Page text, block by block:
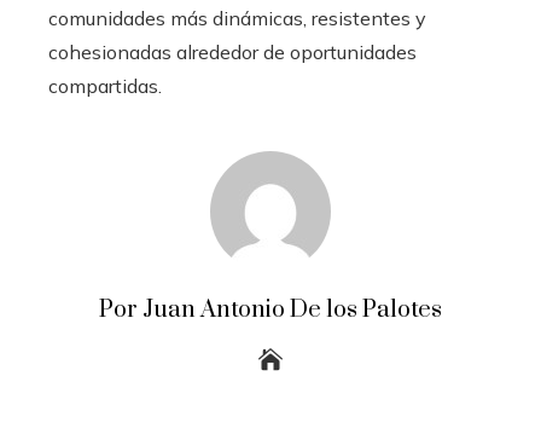
comunidades más dinámicas, resistentes y
cohesionadas alrededor de oportunidades
compartidas.
Por Juan Antonio De los Palotes